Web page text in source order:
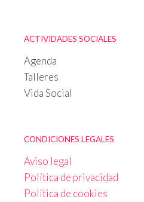
ACTIVIDADES SOCIALES
Agenda
Talleres
Vida Social
CONDICIONES LEGALES
Aviso legal
Política de privacidad
Política de cookies